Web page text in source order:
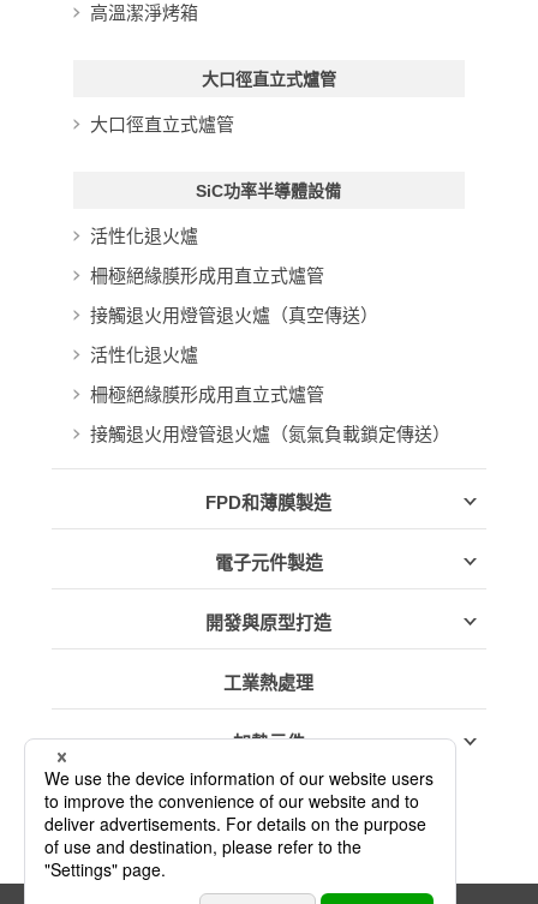
高溫潔淨烤箱
大口徑直立式爐管
大口徑直立式爐管
SiC功率半導體設備
活性化退火爐
柵極絕緣膜形成用直立式爐管
接觸退火用燈管退火爐（真空傳送）
活性化退火爐
柵極絕緣膜形成用直立式爐管
接觸退火用燈管退火爐（氮氣負載鎖定傳送）
FPD和薄膜製造
電子元件製造
開發與原型打造
工業熱處理
加熱元件